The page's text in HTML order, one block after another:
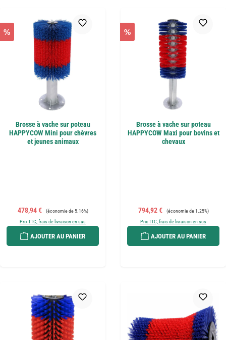
%
Brosse à vache sur poteau
HAPPYCOW Mini pour chèvres
et jeunes animaux
Prix de vente :
478,94 € Prix régulier :
(économie de 5.16%)
Prix TTC, frais de livraison en sus
AJOUTER AU PANIER
%
Brosse à vache sur poteau
HAPPYCOW Maxi pour bovins et
chevaux
Prix de vente :
794,92 € Prix régulier :
(économie de 1.25%)
Prix TTC, frais de livraison en sus
AJOUTER AU PANIER